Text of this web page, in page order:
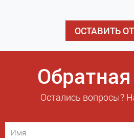
ОСТАВИТЬ
Остались вопросы?